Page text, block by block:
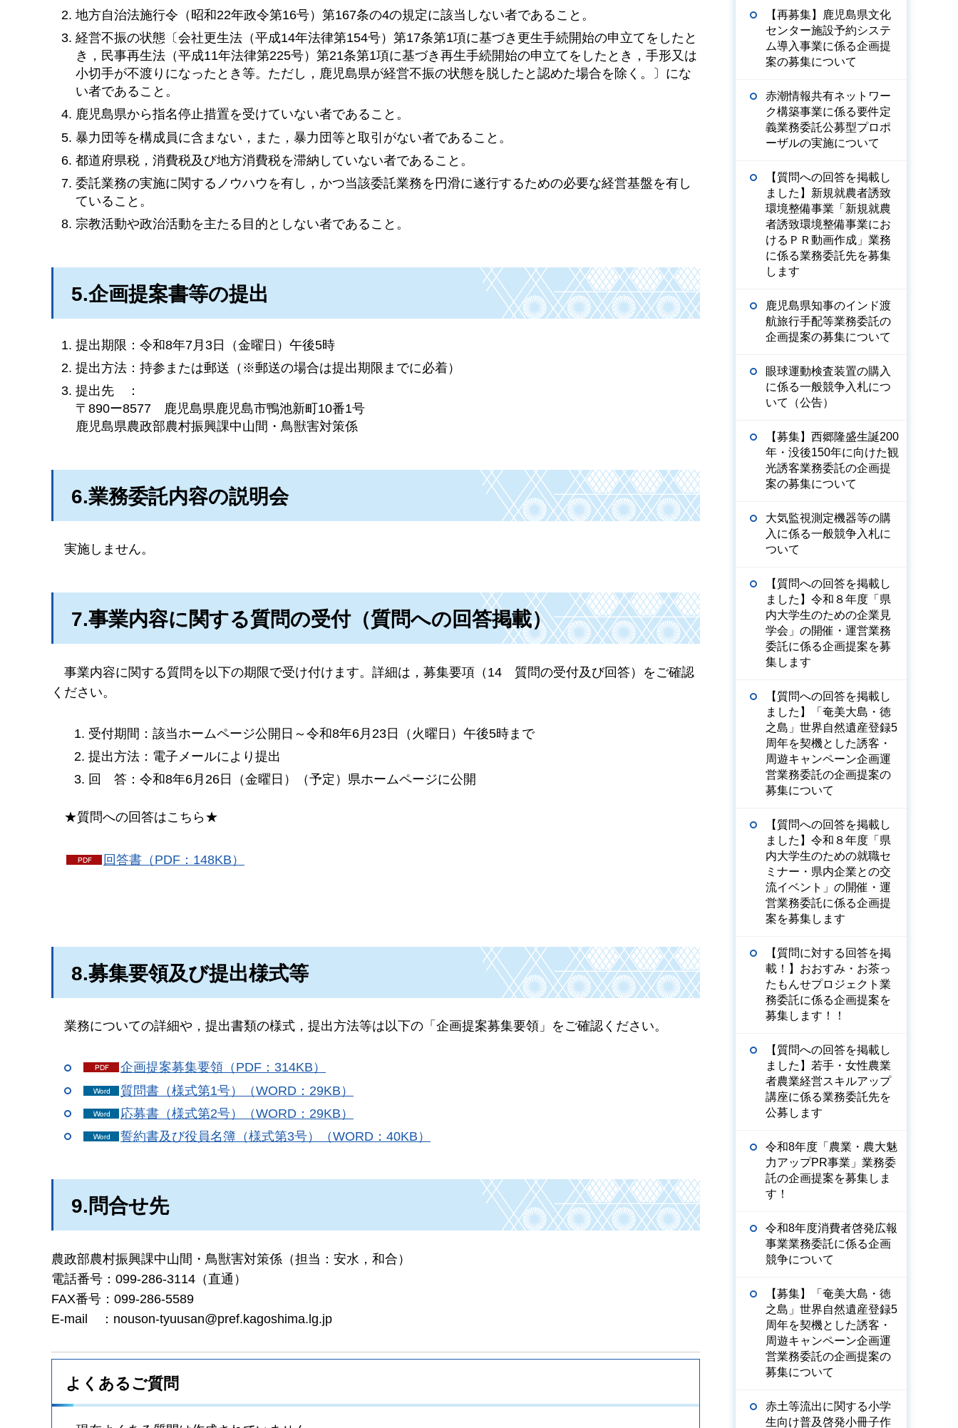
地方自治法施行令（昭和22年政令第16号）第167条の4の規定に該当しない者であること。
経営不振の状態〔会社更生法（平成14年法律第154号）第17条第1項に基づき更生手続開始の申立てをしたと
き，民事再生法（平成11年法律第225号）第21条第1項に基づき再生手続開始の申立てをしたとき，手形又は
小切手が不渡りになったとき等。ただし，鹿児島県が経営不振の状態を脱したと認めた場合を除く。〕にな
い者であること。
鹿児島県から指名停止措置を受けていない者であること。
暴力団等を構成員に含まない，また，暴力団等と取引がない者であること。
都道府県税，消費税及び地方消費税を滞納していない者であること。
委託業務の実施に関するノウハウを有し，かつ当該委託業務を円滑に遂行するための必要な経営基盤を有し
ていること。
宗教活動や政治活動を主たる目的としない者であること。
5.企画提案書等の提出
提出期限：令和8年7月3日（金曜日）午後5時
提出方法：持参または郵送（※郵送の場合は提出期限までに必着）
提出先
：
〒890ー8577
鹿児島県鹿児島市鴨池新町10番1号
鹿児島県農政部農村振興課中山間・鳥獣害対策係
6.業務委託内容の説明会
実施しません。
7.事業内容に関する質問の受付（質問への回答掲載）
事業内容に関する質問を以下の期限で受け付けます。詳細は，募集要項（14 質問の受付及び回答）をご確認
ください。
受付期間：該当ホームページ公開日～令和8年6月23日（火曜日）午後5時まで
提出方法：電子メールにより提出
回
答：令和8年6月26日（金曜日）（予定）県ホームページに公開
★質問への回答はこちら★
回答書（PDF：148KB）
8.募集要領及び提出様式等
業務についての詳細や，提出書類の様式，提出方法等は以下の「企画提案募集要領」をご確認ください。
企画提案募集要領（PDF：314KB）
質問書（様式第1号）（WORD：29KB）
応募書（様式第2号）（WORD：29KB）
誓約書及び役員名簿（様式第3号）（WORD：40KB）
9.問合せ先
農政部農村振興課中山間・鳥獣害対策係（担当：安水，和合）
電話番号：099-286-3114（直通）
FAX番号：099-286-5589
E-mail
： nouson-tyuusan@pref.kagoshima.lg.jp
よくあるご質問
【再募集】鹿児島県文化
センター施設予約システ
ム導入事業に係る企画提
案の募集について
赤潮情報共有ネットワー
ク構築事業に係る要件定
義業務委託公募型プロポ
ーザルの実施について
【質問への回答を掲載し
ました】新規就農者誘致
環境整備事業「新規就農
者誘致環境整備事業にお
けるＰＲ動画作成」業務
に係る業務委託先を募集
します
鹿児島県知事のインド渡
航旅行手配等業務委託の
企画提案の募集について
眼球運動検査装置の購入
に係る一般競争入札につ
いて（公告）
【募集】西郷隆盛生誕200
年・没後150年に向けた観
光誘客業務委託の企画提
案の募集について
大気監視測定機器等の購
入に係る一般競争入札に
ついて
【質問への回答を掲載し
ました】令和８年度「県
内大学生のための企業見
学会」の開催・運営業務
委託に係る企画提案を募
集します
【質問への回答を掲載し
ました】「奄美大島・徳
之島」世界自然遺産登録5
周年を契機とした誘客・
周遊キャンペーン企画運
営業務委託の企画提案の
募集について
【質問への回答を掲載し
ました】令和８年度「県
内大学生のための就職セ
ミナー・県内企業との交
流イベント」の開催・運
営業務委託に係る企画提
案を募集します
【質問に対する回答を掲
載！】おおすみ・お茶っ
たもんせプロジェクト業
務委託に係る企画提案を
募集します！！
【質問への回答を掲載し
ました】若手・女性農業
者農業経営スキルアップ
講座に係る業務委託先を
公募します
令和8年度「農業・農大魅
力アップPR事業」業務委
託の企画提案を募集しま
す！
令和8年度消費者啓発広報
事業業務委託に係る企画
競争について
【募集】「奄美大島・徳
之島」世界自然遺産登録5
周年を契機とした誘客・
周遊キャンペーン企画運
営業務委託の企画提案の
募集について
赤土等流出に関する小学
生向け普及啓発小冊子作